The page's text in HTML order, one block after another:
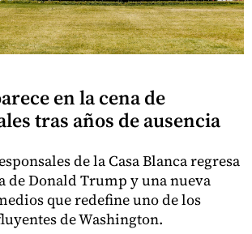
en la cena de
tras años de ausencia
de la Casa Blanca regresa
de Donald Trump y una nueva
que redefine uno de los
de Washington.